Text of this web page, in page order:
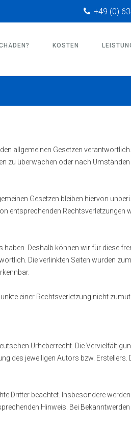
+49 (0)
KOSTEN
allgemeinen Gesetzen
zu überwachen oder nach
Gesetzen bleiben hiervon
entsprechenden Rechtsverletzungen
Deshalb können wir für diese
Die verlinkten Seiten wurden
einer Rechtsverletzung nicht
Urheberrecht. Die
des jeweiligen Autors bzw.
Dritter beachtet. Insbesondere
Hinweis. Bei